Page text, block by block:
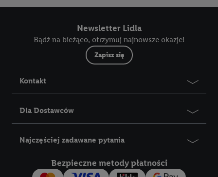
Newsletter Lidla
Bądź na bieżąco, otrzymuj najnowsze okazje!
Zapisz się
Kontakt
Dla Dostawców
Najczęściej zadawane pytania
Bezpieczne metody płatności